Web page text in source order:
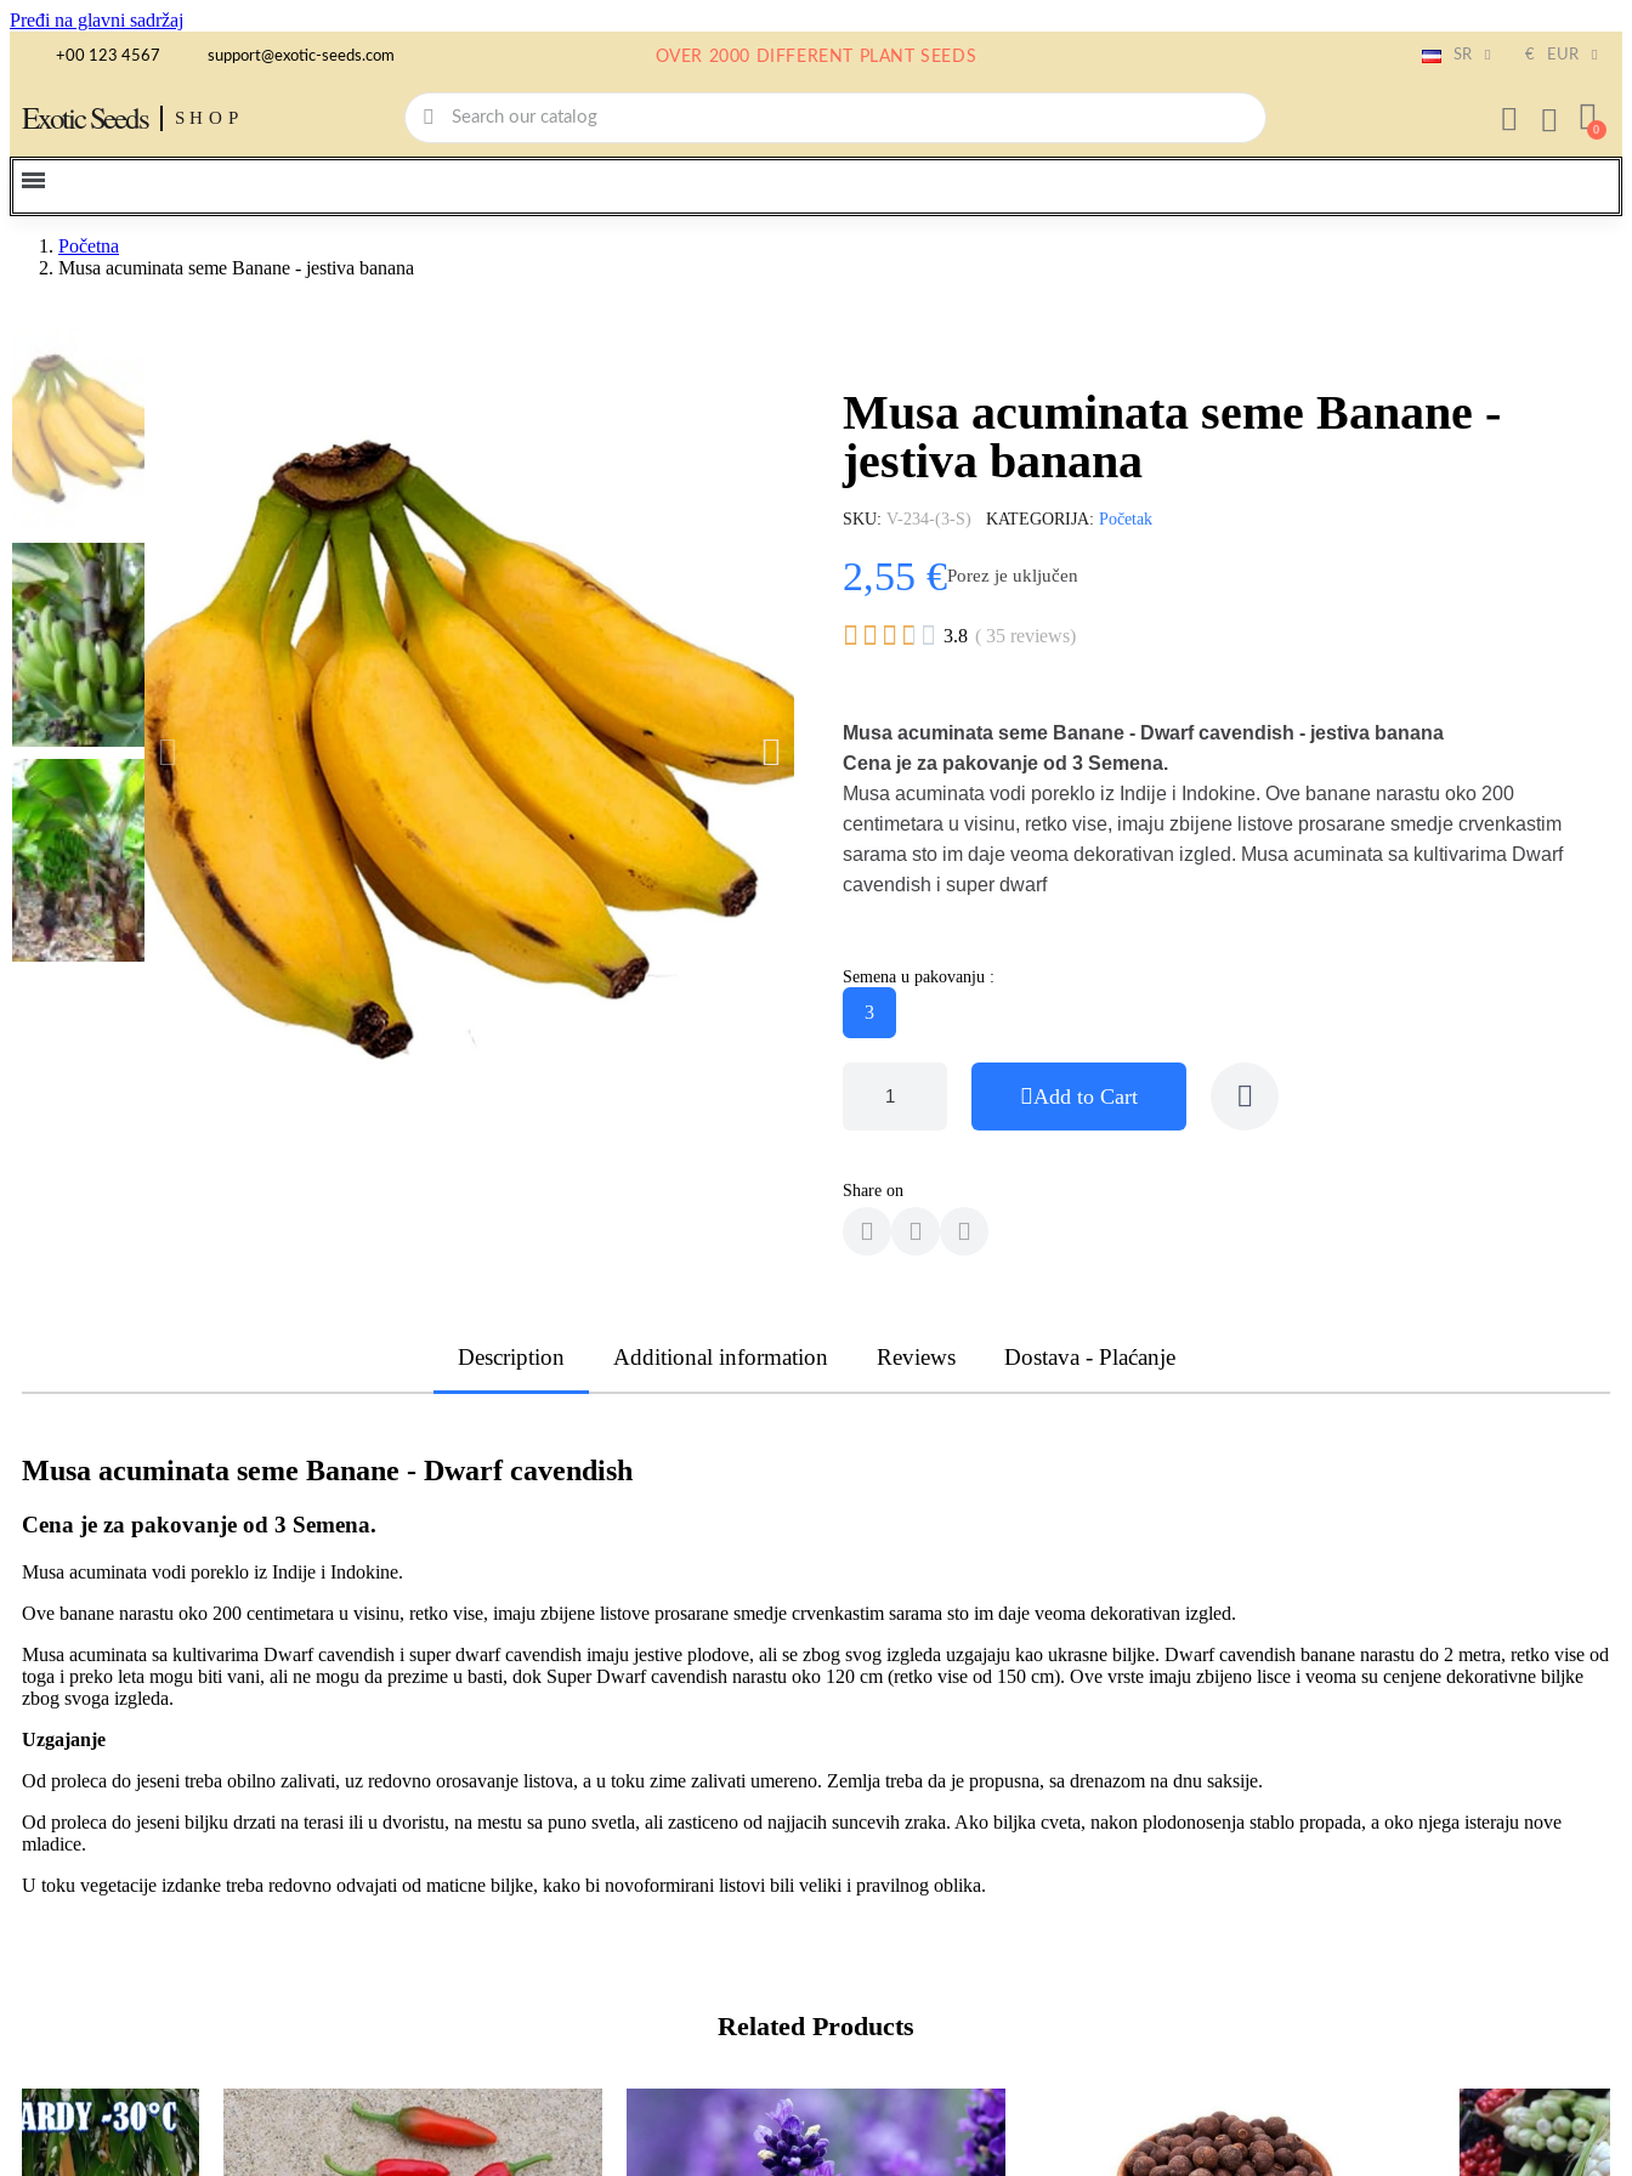
Pređi na glavni sadržaj
+00 123 4567 support@exotic-seeds.com OVER 2000 DIFFERENT PLANT SEEDS SR € EUR
Exotic Seeds SHOP
Početna
Musa acuminata seme Banane - jestiva banana
Musa acuminata seme Banane -
jestiva banana
SKU V-234-(3-S) KATEGORIJA Početak
2,55 €Porez je uključen
     3.8 ( 35 reviews)
Musa acuminata seme Banane - Dwarf cavendish - jestiva banana
Cena je za pakovanje od 3 Semena.
Musa acuminata vodi poreklo iz Indije i Indokine. Ove banane narastu oko 200
centimetara u visinu, retko vise, imaju zbijene listove prosarane smedje crvenkastim
sarama sto im daje veoma dekorativan izgled. Musa acuminata sa kultivarima Dwarf
cavendish i super dwarf
Semena u pakovanju :
3
Add to Cart
Share on
Description Additional information Reviews Dostava - Plaćanje
Musa acuminata seme Banane - Dwarf cavendish
Cena je za pakovanje od 3 Semena.
Musa acuminata vodi poreklo iz Indije i Indokine.
Ove banane narastu oko 200 centimetara u visinu, retko vise, imaju zbijene listove prosarane smedje crvenkastim sarama sto im daje veoma dekorativan izgled.
Musa acuminata sa kultivarima Dwarf cavendish i super dwarf cavendish imaju jestive plodove, ali se zbog svog izgleda uzgajaju kao ukrasne biljke. Dwarf cavendish banane narastu do 2 metra, retko vise od
toga i preko leta mogu biti vani, ali ne mogu da prezime u basti, dok Super Dwarf cavendish narastu oko 120 cm (retko vise od 150 cm). Ove vrste imaju zbijeno lisce i veoma su cenjene dekorativne biljke
zbog svoga izgleda.
Uzgajanje
Od proleca do jeseni treba obilno zalivati, uz redovno orosavanje listova, a u toku zime zalivati umereno. Zemlja treba da je propusna, sa drenazom na dnu saksije.
Od proleca do jeseni biljku drzati na terasi ili u dvoristu, na mestu sa puno svetla, ali zasticeno od najjacih suncevih zraka. Ako biljka cveta, nakon plodonosenja stablo propada, a oko njega isteraju nove
mladice.
U toku vegetacije izdanke treba redovno odvajati od maticne biljke, kako bi novoformirani listovi bili veliki i pravilnog oblika.
Related Products